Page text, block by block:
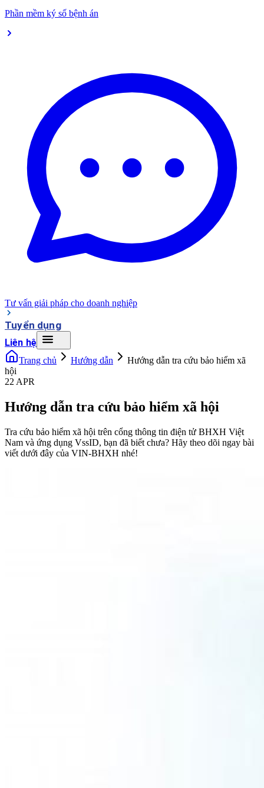
Phần mềm ký số bệnh án
Tư vấn giải pháp cho doanh nghiệp
Tuyển dụng
Liên hệ
Trang chủ Hướng dẫn
Hướng dẫn tra cứu bảo hiểm xã
hội
22 APR
Hướng dẫn tra cứu bảo hiểm xã hội
Tra cứu bảo hiểm xã hội trên cổng thông tin điện tử BHXH Việt
Nam và ứng dụng VssID, bạn đã biết chưa? Hãy theo dõi ngay bài
viết dưới đây của VIN-BHXH nhé!